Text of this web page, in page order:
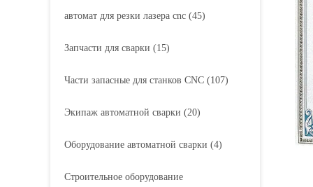
автомат для резки лазера cnc (45)
Запчасти для сварки (15)
Части запасные для станков CNC (107)
Экипаж автоматной сварки (20)
Оборудование автоматной сварки (4)
Строительное оборудование